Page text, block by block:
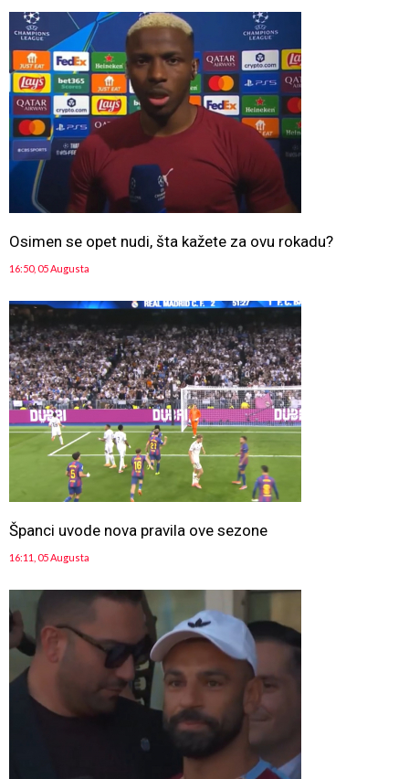
Osimen se opet nudi, šta kažete za ovu rokadu?
16:50, 05 Augusta
Španci uvode nova pravila ove sezone
16:11, 05 Augusta